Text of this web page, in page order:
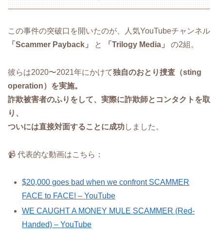
この事件の突破口を開いたのが、人気YouTubeチャンネル
「Scammer Payback」
と 「Trilogy Media」 の2組。
彼らは2020〜2021年にかけて独自のおとり捜査（sting
operation）を実施。
詐欺被害者のふりをして、実際に詐欺師とコンタクトを取
り、
ついには直接対面することに成功しました。
📹 代表的な動画はこちら：
$20,000 goes bad when we confront SCAMMER
FACE to FACE! – YouTube
WE CAUGHT A MONEY MULE SCAMMER (Red-
Handed) – YouTube